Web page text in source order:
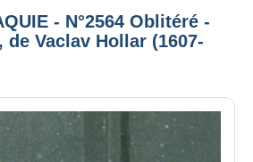
- N°2564 Oblitéré -
de Vaclav Hollar (1607-